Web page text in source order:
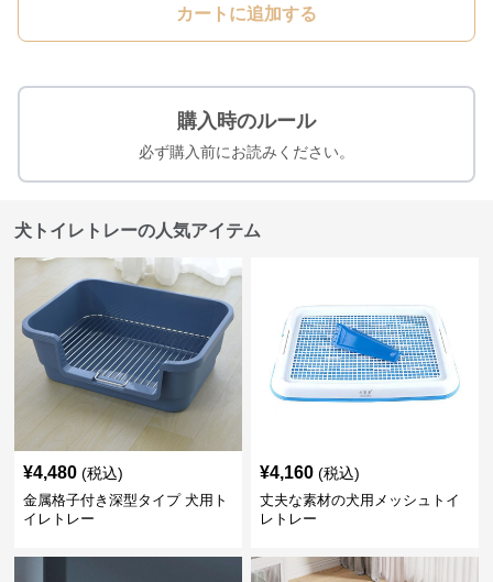
カートに追加する
購入時のルール
必ず購入前にお読みください。
犬トイレトレーの人気アイテム
¥4,480 (税込)
金属格子付き深型タイプ 犬用ト
イレトレー
¥4,160 (税込)
丈夫な素材の犬用メッシュトイ
レトレー